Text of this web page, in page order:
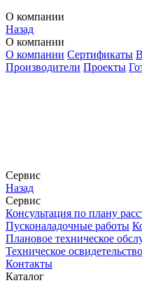
О компании
Назад
О компании
О компании Сертификаты
Производители Проекты
Сервис
Назад
Сервис
Конcультация по плану
Пусконаладочные работы
Плановое техническое
Техническое
Контакты
Каталог